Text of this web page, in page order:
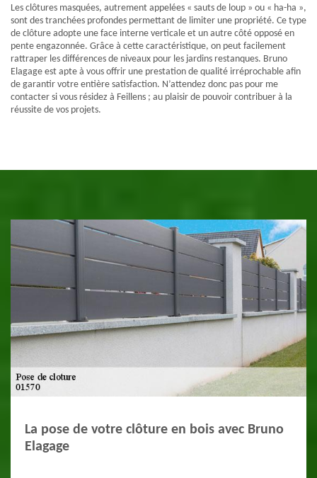
Les clôtures masquées, autrement appelées « sauts de loup » ou « ha-ha »,
sont des tranchées profondes permettant de limiter une propriété. Ce type
de clôture adopte une face interne verticale et un autre côté opposé en
pente engazonnée. Grâce à cette caractéristique, on peut facilement
rattraper les différences de niveaux pour les jardins restanques. Bruno
Elagage est apte à vous offrir une prestation de qualité irréprochable afin
de garantir votre entière satisfaction. N’attendez donc pas pour me
contacter si vous résidez à Feillens ; au plaisir de pouvoir contribuer à la
réussite de vos projets.
La pose de votre clôture en bois avec Bruno
Elagage